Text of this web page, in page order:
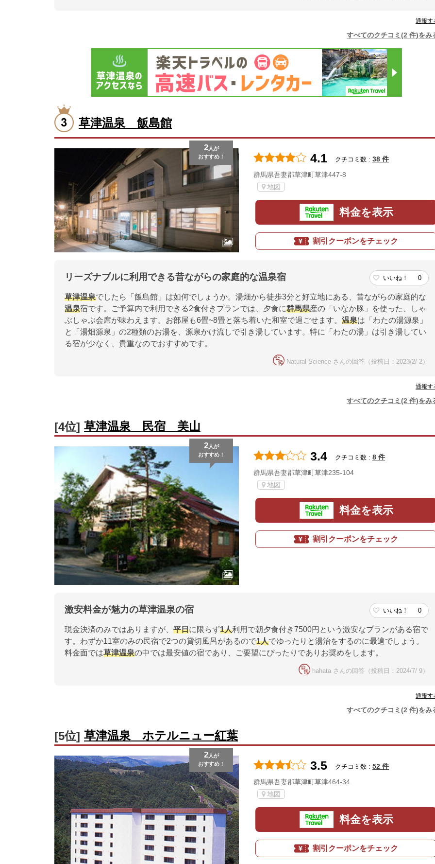
通報す
すべてのクチコミ(2 件)をみ
草津温泉 飯島館
2人が
おすすめ！
4.1 クチコミ数 : 38 件
群馬県吾妻郡草津町草津447-8
地図
料金を表示
割引クーポンをチェック
リーズナブルに利用できる昔ながらの家庭的な温泉宿 いいね！ 0
草津温泉でしたら「飯島館」は如何でしょうか。湯畑から徒歩3分と好立地にある、昔ながらの家庭的な
温泉宿です。ご予算内で利用できる2食付きプランでは、夕食に群馬県産の「いなか豚」を使った、しゃ
ぶしゃぶ会席が味わえます。お部屋も6畳~8畳と落ち着いた和室で過ごせます。 温泉は「わたの湯源泉」
と「湯畑源泉」の2種類のお湯を、源泉かけ流しで引き湯しています。特に「わたの湯」は引き湯してい
る宿が少なく、貴重なのでおすすめです。
Natural Science さんの回答（投稿日：2023/2/ 2）
通報す
すべてのクチコミ(2 件)をみ
[4位] 草津温泉 民宿 美山
2人が
おすすめ！
3.4 クチコミ数 : 8 件
群馬県吾妻郡草津町草津235-104
地図
料金を表示
割引クーポンをチェック
激安料金が魅力の草津温泉の宿 いいね！ 0
現金決済のみではありますが、 平日に限らず1人利用で朝夕食付き7500円という激安なプランがある宿で
す。わずか11室のみの民宿で2つの貸切風呂があるので1人でゆったりと湯治をするのに最適でしょう。
料金面では草津温泉の中では最安値の宿であり、ご要望にぴったりでありお奨めをします。
hahata さんの回答（投稿日：2024/7/ 9）
通報す
すべてのクチコミ(2 件)をみ
[5位] 草津温泉 ホテルニュー紅葉
2人が
おすすめ！
3.5 クチコミ数 : 52 件
群馬県吾妻郡草津町草津464-34
地図
料金を表示
割引クーポンをチェック